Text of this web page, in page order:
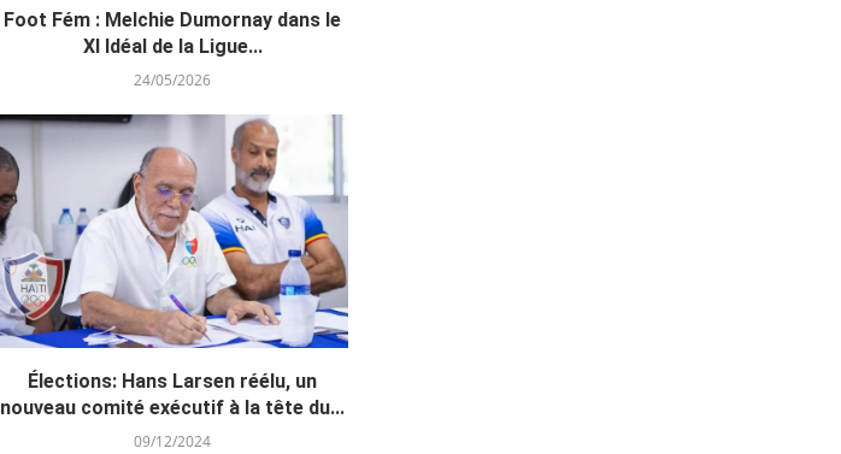
Foot Fém : Melchie Dumornay dans le
XI Idéal de la Ligue...
24/05/2026
Élections: Hans Larsen réélu, un
nouveau comité exécutif à la tête du...
09/12/2024